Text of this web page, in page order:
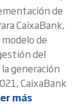
de
CaixaBank,
de
del
generación
CaixaBank
más